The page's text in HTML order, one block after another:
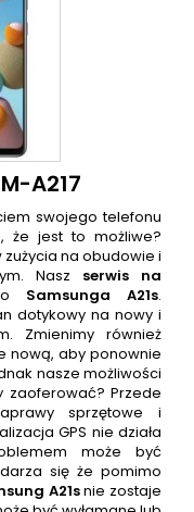
A217
swojego telefonu
że jest to możliwe?
na obudowie i
Nasz serwis na
Samsunga A21s.
dotykowy na nowy i
Zmienimy również
nową, aby ponownie
nasze możliwości
zaoferować? Przede
sprzętowe i
GPS nie działa
może być
się że pomimo
A21snie zostaje